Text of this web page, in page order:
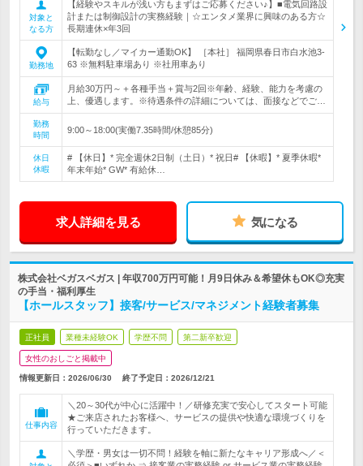
対象と
なる方
【経験やスキルが浅い方もまずはご応募ください♪】■電気回路設
計または制御設計の実務経験｜☆エンタメ業界に興味のある方☆
長期連休×年3回
勤務地
【転勤なし／マイカー通勤OK】 ［本社］ 福岡県春日市白水池3-
63 ※無料駐車場あり ※社用車あり
給与
月給30万円～＋各種手当＋賞与2回※年齢、経験、能力を考慮の
上、優遇します。※待遇条件の詳細については、面接などでご…
勤務
時間
9:00～18:00(実働7.35時間/休憩85分)
休日
休暇
# 【休日】* 完全週休2日制（土日）* 祝日# 【休暇】* 夏季休暇*
年末年始* GW* 有給休…
求人詳細を見る 気になる
株式会社ベガスベガス | 年収700万円可能！月9日休み＆希望休もOK◎充実
の手当・福利厚生
【ホールスタッフ】接客/サービス/マネジメント経験者募集
正社員 業種未経験OK 学歴不問 第二新卒歓迎
女性のおしごと掲載中
情報更新日：2026/06/30 終了予定日： 2026/12/21
仕事内容
＼20～30代が中心に活躍中！／研修充実で安心してスタート可能
★ご来店されたお客様へ、サービスの提供や快適な環境づくりを
行っていただきます。
＼学歴・男女は一切不問！経験を軸に新たなキャリア形成へ／＜